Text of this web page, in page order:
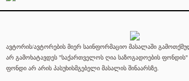
ავტორის/ავტორების მიერ საინფორმაციო მასალაში
არ გამოხატავდეს "საქართველოს ღია საზოგადოების ფონდის"
ფონდი არ არის პასუხისმგებელი მასალის შინაარსზე.